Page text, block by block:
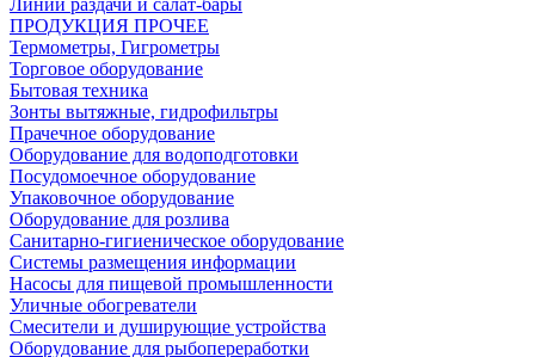
Линии раздачи и салат-бары
ПРОДУКЦИЯ ПРОЧЕЕ
Термометры, Гигрометры
Торговое оборудование
Бытовая техника
Зонты вытяжные, гидрофильтры
Прачечное оборудование
Оборудование для водоподготовки
Посудомоечное оборудование
Упаковочное оборудование
Оборудование для розлива
Санитарно-гигиеническое оборудование
Системы размещения информации
Насосы для пищевой промышленности
Уличные обогреватели
Смесители и душирующие устройства
Оборудование для рыбопереработки